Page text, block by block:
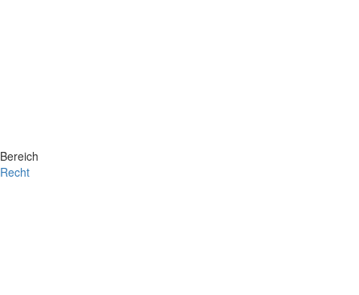
Bereich
Recht